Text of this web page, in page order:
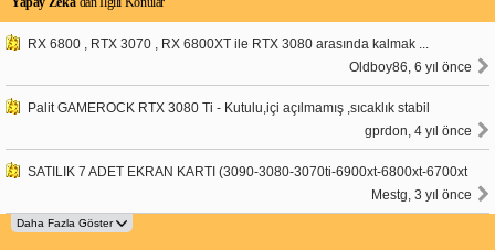
RX 6800 , RTX 3070 , RX 6800XT ile RTX 3080 arasında kalmak ...
Oldboy86, 6 yıl önce
Palit GAMEROCK RTX 3080 Ti - Kutulu,içi açılmamış ,sıcaklık stabil
gprdon, 4 yıl önce
SATILIK 7 ADET EKRAN KARTI (3090-3080-3070ti-6900xt-6800xt-6700xt
Mestg, 3 yıl önce